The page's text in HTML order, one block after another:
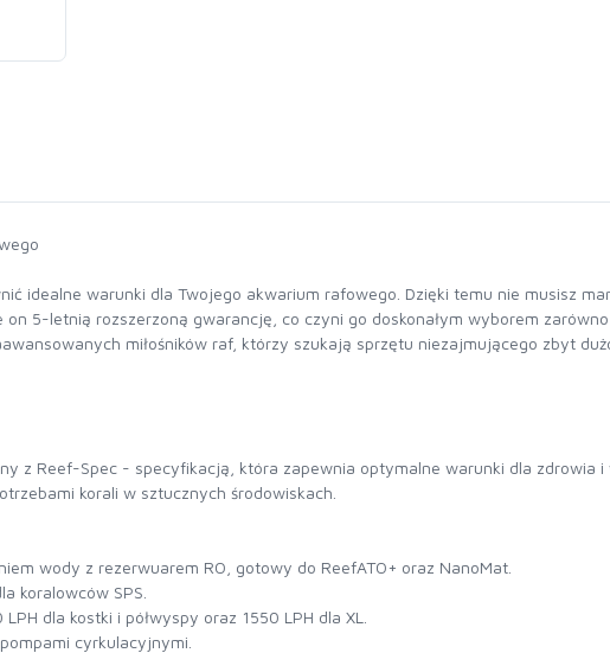
idealne warunki dla Twojego akwarium rafowego. Dzięki temu nie musisz
5-letnią rozszerzoną gwarancję, co czyni go doskonałym wyborem
miłośników raf, którzy szukają sprzętu niezajmującego zbyt
z Reef-Spec - specyfikacją, która zapewnia optymalne warunki dla zdrowia i
korali w sztucznych środowiskach.
wody z rezerwuarem RO, gotowy do ReefATO+ oraz NanoMat.
koralowców SPS.
dla kostki i półwyspy oraz 1550 LPH dla XL.
cyrkulacyjnymi.